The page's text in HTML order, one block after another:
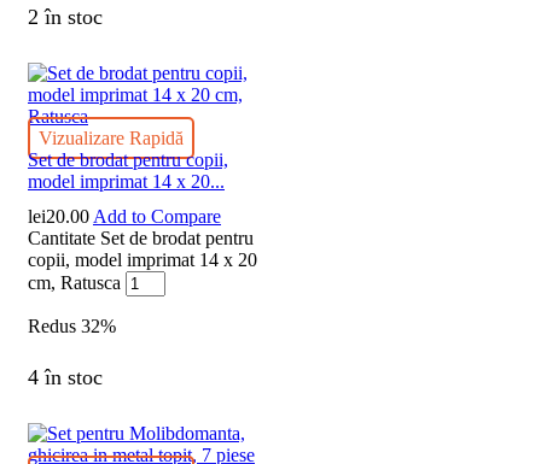
2 în stoc
Vizualizare Rapidă
Set de brodat pentru copii,
model imprimat 14 x 20...
lei20.00Add to Compare
Cantitate Set de brodat pentru
copii, model imprimat 14 x 20
cm, Ratusca
Redus 32%
4 în stoc